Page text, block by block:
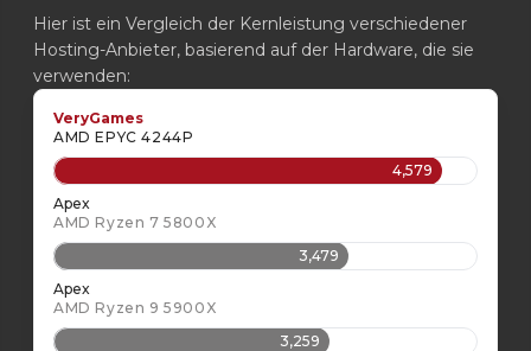
Hier ist ein Vergleich der Kernleistung verschiedener
Hosting-Anbieter, basierend auf der Hardware, die sie
verwenden:
VeryGames
AMD EPYC 4244P
4,579
Apex
AMD Ryzen 7 5800X
3,479
Apex
AMD Ryzen 9 5900X
3,259